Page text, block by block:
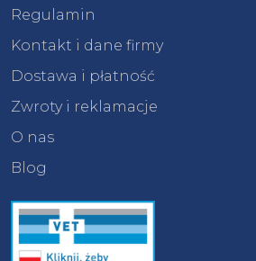
Regulamin
Kontakt i dane firmy
Dostawa i płatność
Zwroty i reklamacje
O nas
Blog